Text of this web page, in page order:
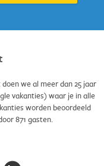
we al meer dan 25 jaar
vakanties) waar je in alle
worden beoordeeld
871 gasten.